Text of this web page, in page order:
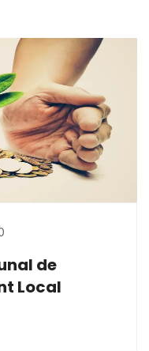
de
Local